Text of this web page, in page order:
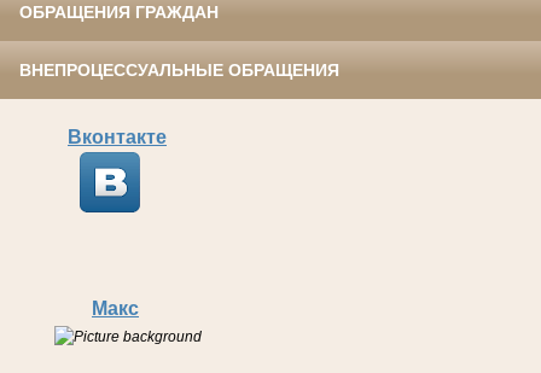
ОБРАЩЕНИЯ ГРАЖДАН
ВНЕПРОЦЕССУАЛЬНЫЕ ОБРАЩЕНИЯ
Вконтакте
Макс